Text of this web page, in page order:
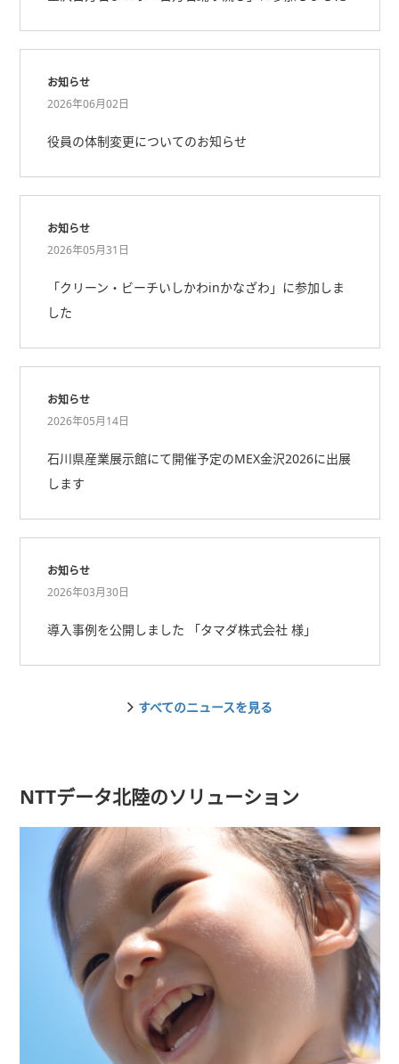
お知らせ
2026年06月02日
役員の体制変更についてのお知らせ
お知らせ
2026年05月31日
「クリーン・ビーチいしかわinかなざわ」に参加しま
した
お知らせ
2026年05月14日
石川県産業展示館にて開催予定のMEX金沢2026に出展
します
お知らせ
2026年03月30日
導入事例を公開しました 「タマダ株式会社 様」
すべてのニュースを見る
NTTデータ北陸のソリューション